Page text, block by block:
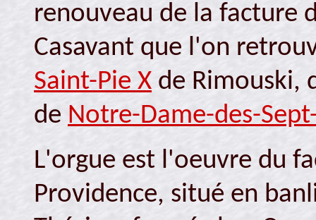
renouveau de la facture
Casavant que l'on
Saint-Pie X de Rimouski,
de Notre-Dame-des-
L'orgue est l'oeuvre du
Providence, situé en